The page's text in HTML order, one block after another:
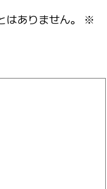
ありません。
※